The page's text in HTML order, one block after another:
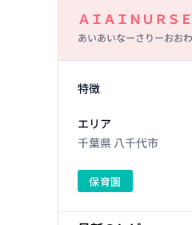
ＡＩＡＩＮＵＲＳ
あいあいなーさりーおお
特徴
エリア
千葉県 八千代市
保育園